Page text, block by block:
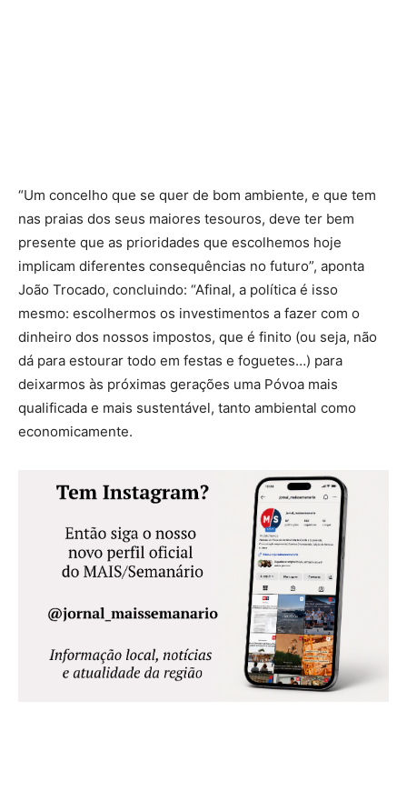
“Um concelho que se quer de bom ambiente, e que tem
nas praias dos seus maiores tesouros, deve ter bem
presente que as prioridades que escolhemos hoje
implicam diferentes consequências no futuro”, aponta
João Trocado, concluindo: “Afinal, a política é isso
mesmo: escolhermos os investimentos a fazer com o
dinheiro dos nossos impostos, que é finito (ou seja, não
dá para estourar todo em festas e foguetes…) para
deixarmos às próximas gerações uma Póvoa mais
qualificada e mais sustentável, tanto ambiental como
economicamente.